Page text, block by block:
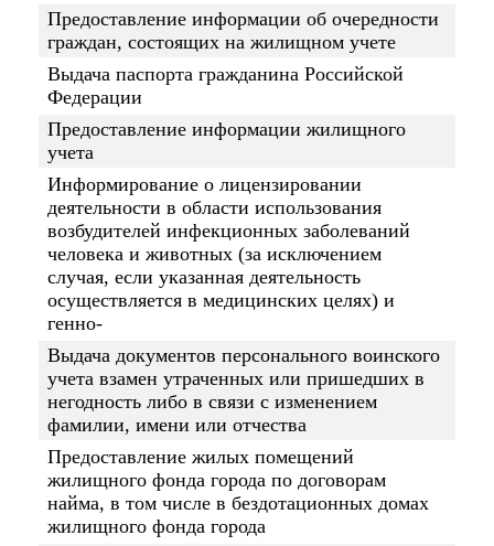
Предоставление информации об очередности
граждан, состоящих на жилищном учете
Выдача паспорта гражданина Российской
Федерации
Предоставление информации жилищного
учета
Информирование о лицензировании
деятельности в области использования
возбудителей инфекционных заболеваний
человека и животных (за исключением
случая, если указанная деятельность
осуществляется в медицинских целях) и
генно-
Выдача документов персонального воинского
учета взамен утраченных или пришедших в
негодность либо в связи с изменением
фамилии, имени или отчества
Предоставление жилых помещений
жилищного фонда города по договорам
найма, в том числе в бездотационных домах
жилищного фонда города